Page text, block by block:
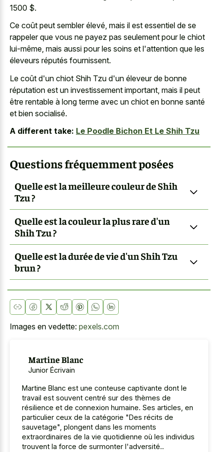
1500 $.
Ce coût peut sembler élevé, mais il est essentiel de se
rappeler que vous ne payez pas seulement pour le chiot
lui-même, mais aussi pour les soins et l'attention que les
éleveurs réputés fournissent.
Le coût d'un chiot Shih Tzu d'un éleveur de bonne
réputation est un investissement important, mais il peut
être rentable à long terme avec un chiot en bonne santé
et bien socialisé.
A different take: Le Poodle Bichon Et Le Shih Tzu
Questions fréquemment posées
Quelle est la meilleure couleur de Shih
Tzu ?
Quelle est la couleur la plus rare d'un
Shih Tzu ?
Quelle est la durée de vie d'un Shih Tzu
brun ?
Images en vedette: pexels.com
Martine Blanc
Junior Écrivain
Martine Blanc est une conteuse captivante dont le
travail est souvent centré sur des thèmes de
résilience et de connexion humaine. Ses articles, en
particulier ceux de la catégorie "Des récits de
sauvetage", plongent dans les moments
extraordinaires de la vie quotidienne où les individus
trouvent la force de surmonter l'adversité..